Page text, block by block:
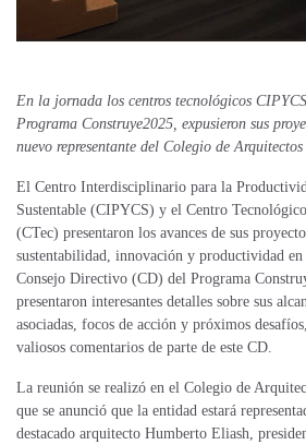
En la jornada los centros tecnológicos
Programa Construye2025, expusieron sus
nuevo representante del Colegio de
El Centro Interdisciplinario para la
Sustentable (CIPYCS) y el Centro
(CTec) presentaron los avances de sus
sustentabilidad, innovación y productividad en
Consejo Directivo (CD) del Programa
presentaron interesantes detalles sobre sus
asociadas, focos de acción y próximos
valiosos comentarios de parte de este CD.
La reunión se realizó en el Colegio de
que se anunció que la entidad estará
destacado arquitecto Humberto Eliash,